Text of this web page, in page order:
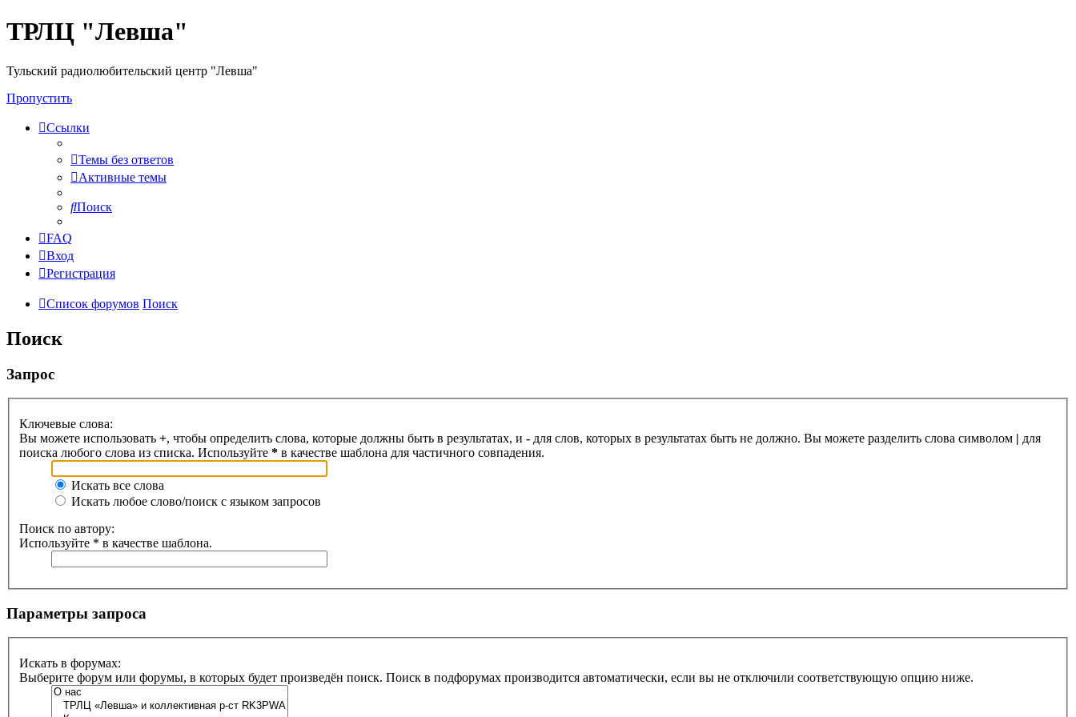
ТРЛЦ "Левша"
Тульский радиолюбительский центр "Левша"
Пропустить
Ссылки
Темы без ответов
Активные темы
Поиск
FAQ
Вход
Регистрация
Список форумов Поиск
Поиск
Запрос
Ключевые слова:
Вы можете использовать +, чтобы определить слова, которые должны быть в результатах, и - для слов, которых в результатах быть не должно. Вы можете разделить слова символом | для
поиска любого слова из списка. Используйте * в качестве шаблона для частичного совпадения.
Искать все слова
Искать любое слово/поиск с языком запросов
Поиск по автору:
Используйте * в качестве шаблона.
Параметры запроса
Искать в форумах:
Выберите форум или форумы, в которых будет произведён поиск. Поиск в подфорумах производится автоматически, если вы не отключили соответствующую опцию ниже.